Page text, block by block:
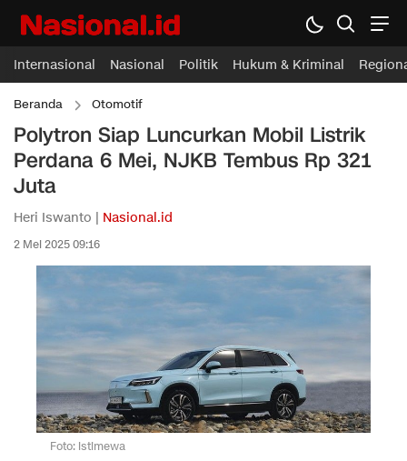
Internasional Nasional Politik Hukum & Kriminal
Beranda Otomotif
Polytron Siap Luncurkan Mobil Listrik
Perdana 6 Mei, NJKB Tembus Rp 321
Juta
Heri Iswanto | Nasional.id
2 Mei 2025 09:16
Foto: istimewa